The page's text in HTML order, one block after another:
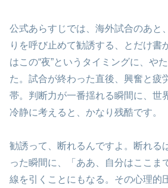
公式あらすじでは、海外試合のあと
りを呼び止めて勧誘する、とだけ書
はこの“夜”というタイミングに、や
た。試合が終わった直後、興奮と疲
帯。判断力が一番揺れる瞬間に、世
冷静に考えると、かなり残酷です。
勧誘って、断れるんですよ。断れる
った瞬間に、「ああ、自分はここま
線を引くことにもなる。その心理的